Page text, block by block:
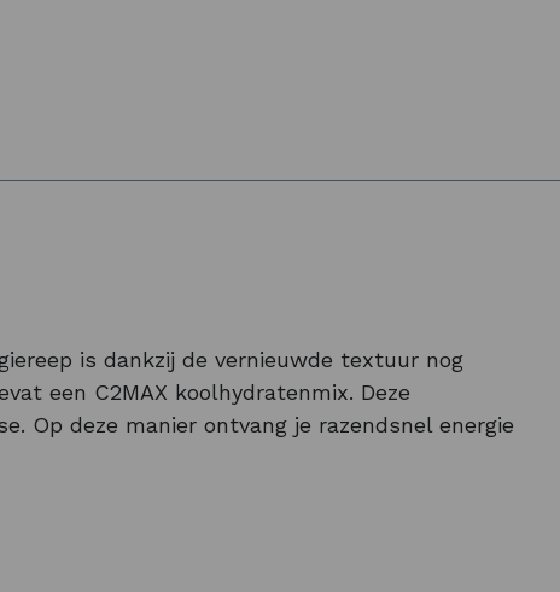
is dankzij de vernieuwde textuur nog
een C2MAX koolhydratenmix. Deze
Op deze manier ontvang je razendsnel energie
door het zweten op te vangen.